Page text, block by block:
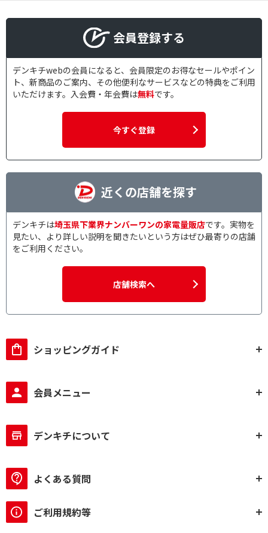
会員登録する
デンキチwebの会員になると、会員限定のお得なセールやポイン
ト、新商品のご案内、その他便利なサービスなどの特典をご利用
いただけます。入会費・年会費は無料です。
今すぐ登録
近くの店舗を探す
デンキチは埼玉県下業界ナンバーワンの家電量販店です。実物を
見たい、より詳しい説明を聞きたいという方はぜひ最寄りの店舗
をご利用ください。
店舗検索へ
ショッピングガイド
会員メニュー
デンキチについて
よくある質問
ご利用規約等